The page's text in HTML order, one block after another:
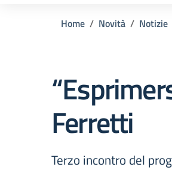
Home Novità Notizie
Ferretti
Terzo incontro del